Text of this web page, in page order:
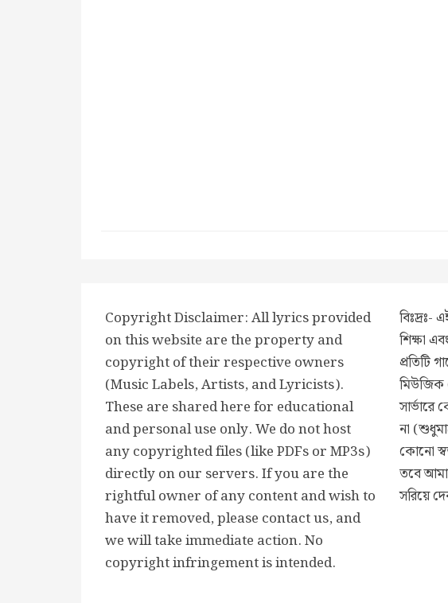
Copyright Disclaimer: All lyrics provided
on this website are the property and
copyright of their respective owners
(Music Labels, Artists, and Lyricists).
These are shared here for educational
and personal use only. We do not host
any copyrighted files (like PDFs or MP3s)
directly on our servers. If you are the
rightful owner of any content and wish to
have it removed, please contact us, and
we will take immediate action. No
copyright infringement is intended.
বিঃদ্রঃ-
শিক্ষা
প্রতিটি
মিউজিক
না
কোনো
তবে
সরিয়ে